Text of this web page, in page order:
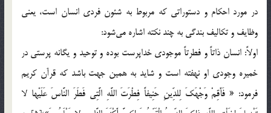
در مورد احكام و دستوراتي كه مربوط به شئون فردي انسان است، يعني
وظايف و تكاليف بندگي به چند نكته اشاره مي‌شود:
اولاً: انسان ذاتاً و فطرتاً موجودي خداپرست بوده و توحيد و يگانه پرستي در
خميره وجودي او نهفته است و شايد به همين جهت باشد كه قرآن كريم
فرمود: « فَأَقِمْ وَجْهَكَ لِلدِّينِ حَنِيفاً فِطْرَتَ اللَّهِ الَّتِي فَطَرَ النَّاسَ عَلَيْها لا